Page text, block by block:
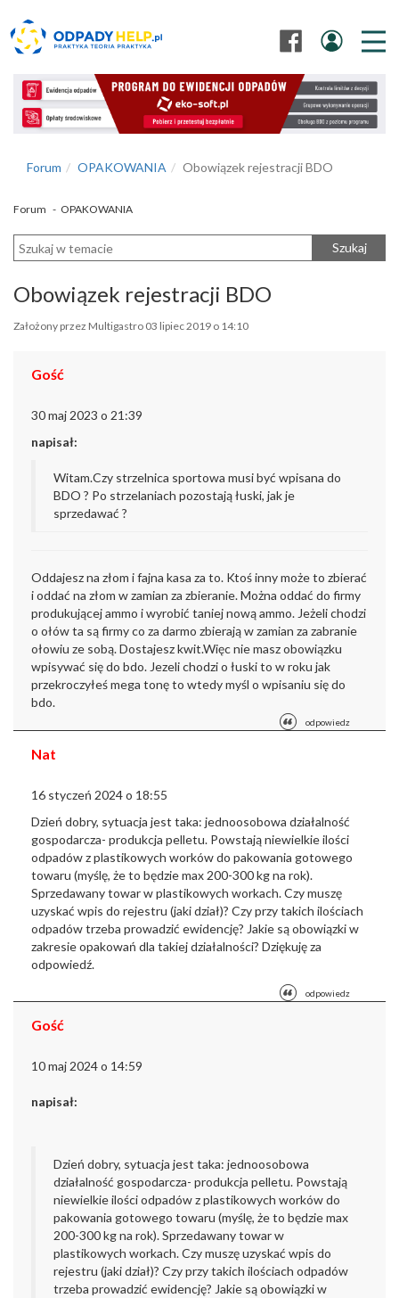
Forum OPAKOWANIA Obowiązek rejestracji BDO
Forum - OPAKOWANIA
Szukaj
Obowiązek rejestracji BDO
Założony przez Multigastro 03 lipiec 2019 o 14:10
Gość
30 maj 2023 o 21:39
napisał:
Witam.Czy strzelnica sportowa musi być wpisana do
BDO ? Po strzelaniach pozostają łuski, jak je
sprzedawać ?
Oddajesz na złom i fajna kasa za to. Ktoś inny może to zbierać
i oddać na złom w zamian za zbieranie. Można oddać do firmy
produkującej ammo i wyrobić taniej nową ammo. Jeżeli chodzi
o ołów ta są firmy co za darmo zbierają w zamian za zabranie
ołowiu ze sobą. Dostajesz kwit.Więc nie masz obowiązku
wpisywać się do bdo. Jezeli chodzi o łuski to w roku jak
przekroczyłeś mega tonę to wtedy myśl o wpisaniu się do
bdo.
odpowiedz
Nat
16 styczeń 2024 o 18:55
Dzień dobry, sytuacja jest taka: jednoosobowa działalność
gospodarcza- produkcja pelletu. Powstają niewielkie ilości
odpadów z plastikowych worków do pakowania gotowego
towaru (myślę, że to będzie max 200-300 kg na rok).
Sprzedawany towar w plastikowych workach. Czy muszę
uzyskać wpis do rejestru (jaki dział)? Czy przy takich ilościach
odpadów trzeba prowadzić ewidencję? Jakie są obowiązki w
zakresie opakowań dla takiej działalności? Dziękuję za
odpowiedź.
odpowiedz
Gość
10 maj 2024 o 14:59
napisał:
Dzień dobry, sytuacja jest taka: jednoosobowa
działalność gospodarcza- produkcja pelletu. Powstają
niewielkie ilości odpadów z plastikowych worków do
pakowania gotowego towaru (myślę, że to będzie max
200-300 kg na rok). Sprzedawany towar w
plastikowych workach. Czy muszę uzyskać wpis do
rejestru (jaki dział)? Czy przy takich ilościach odpadów
trzeba prowadzić ewidencję? Jakie są obowiązki w